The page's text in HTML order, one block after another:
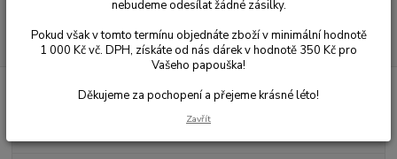
Hledat
Kategorie blogu
nebudeme odesílat žádné zásilky.
Pokud však v tomto termínu objednáte zboží v minimální hodnotě
1 000 Kč vč. DPH, získáte od nás dárek v hodnotě 350 Kč pro
Vašeho papouška!
Děkujeme za pochopení a přejeme krásné léto!
Zavřít